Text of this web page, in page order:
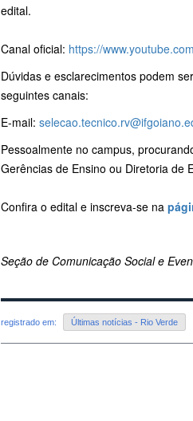
edital.
Canal oficial: https://
Dúvidas e esclarecimentos podem
seguintes canais:
E-mail:
Pessoalmente no campus,
Gerências de Ensino ou Diretoria de
Confira o edital e inscreva-se na
Seção de Comunicação Social e
registrado em: Últimas notícias - Rio Verde